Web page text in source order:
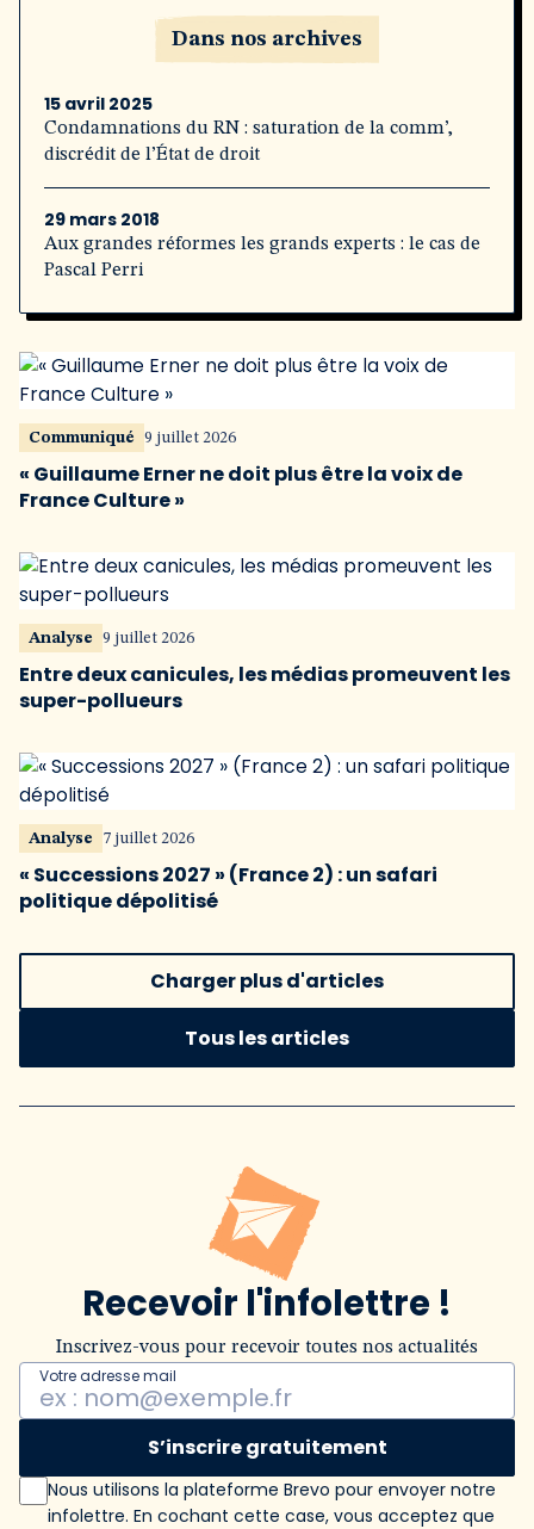
Dans nos archives
15 avril 2025
Condamnations du RN : saturation de la comm’,
discrédit de l’État de droit
29 mars 2018
Aux grandes réformes les grands experts : le cas de
Pascal Perri
Communiqué 9 juillet 2026
« Guillaume Erner ne doit plus être la voix de
France Culture »
Analyse 9 juillet 2026
Entre deux canicules, les médias promeuvent les
super-pollueurs
Analyse 7 juillet 2026
« Successions 2027 » (France 2) : un safari
politique dépolitisé
Charger plus d'articles
Tous les articles
Recevoir l'infolettre !
Inscrivez-vous pour recevoir toutes nos actualités
Votre adresse mail
S’inscrire gratuitement
Nous utilisons la plateforme Brevo pour envoyer notre
infolettre. En cochant cette case, vous acceptez que